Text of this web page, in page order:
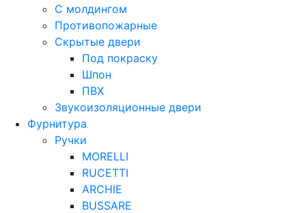
С молдингом
Противопожарные
Скрытые двери
Под покраску
Шпон
ПВХ
Звукоизоляционные двери
Фурнитура
Ручки
MORELLI
RUCETTI
ARCHIE
BUSSARE